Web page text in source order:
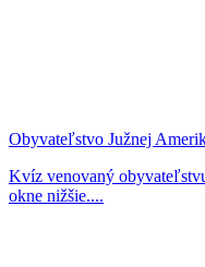
Obyvateľstvo Južnej
Kvíz venovaný
okne nižšie....